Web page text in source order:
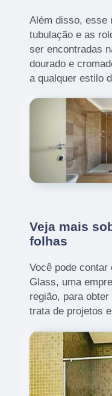
Além disso, esse
tubulação e as
ser encontradas
dourado e
a qualquer estilo
Veja mais
folhas
Você pode
Glass, uma
região, para
trata de projetos